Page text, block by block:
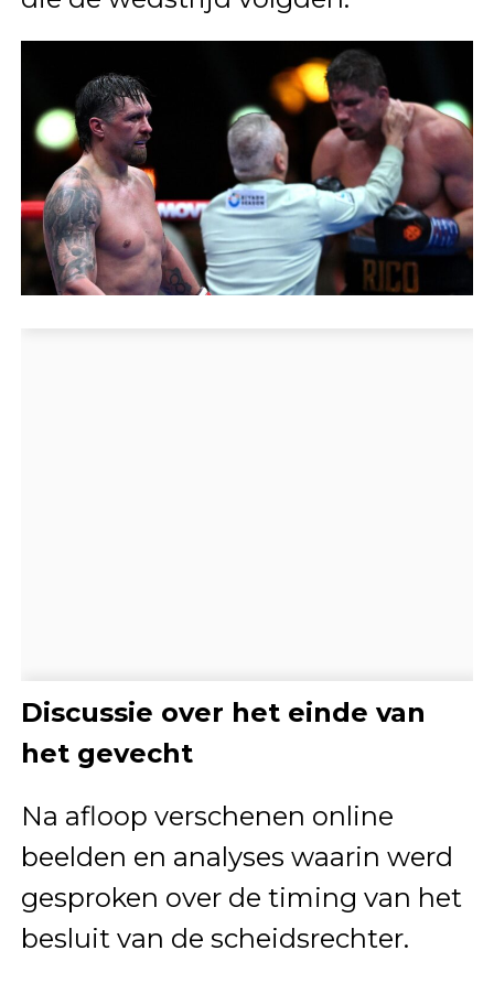
Discussie over het einde van
het gevecht
Na afloop verschenen online
beelden en analyses waarin werd
gesproken over de timing van het
besluit van de scheidsrechter.